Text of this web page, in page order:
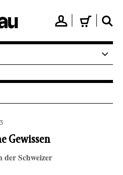
👤 🛒 🔍
Gewissen
der Schweizer